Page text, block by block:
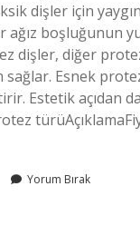
dişler için
ağız boşluğunun
dişler, diğer
Esnek
Estetik açıdan
Yorum Bırak